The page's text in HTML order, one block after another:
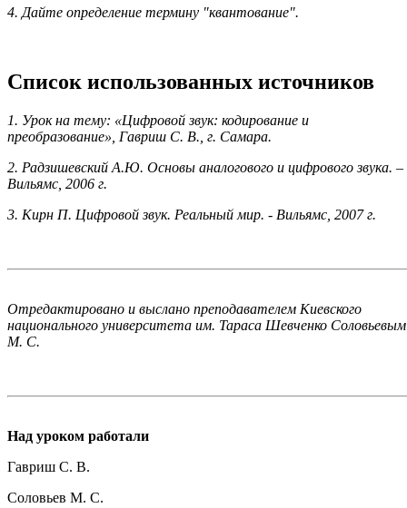
4. Дайте определение термину "квантование".
Список использованных источников
1. Урок на тему: «Цифровой звук: кодирование и
преобразование», Гавриш С. В., г. Самара.
2. Радзишевский А.Ю. Основы аналогового и цифрового звука. –
Вильямс, 2006 г.
3. Кирн П. Цифровой звук. Реальный мир. - Вильямс, 2007 г.
Отредактировано и выслано преподавателем Киевского
национального университета им. Тараса Шевченко Соловьевым
М. С.
Над уроком работали
Гавриш С. В.
Соловьев М. С.